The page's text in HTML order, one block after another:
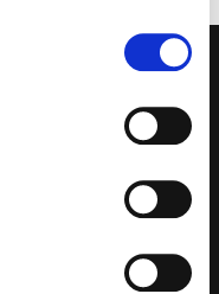
l’accettazione
di cookies
22100